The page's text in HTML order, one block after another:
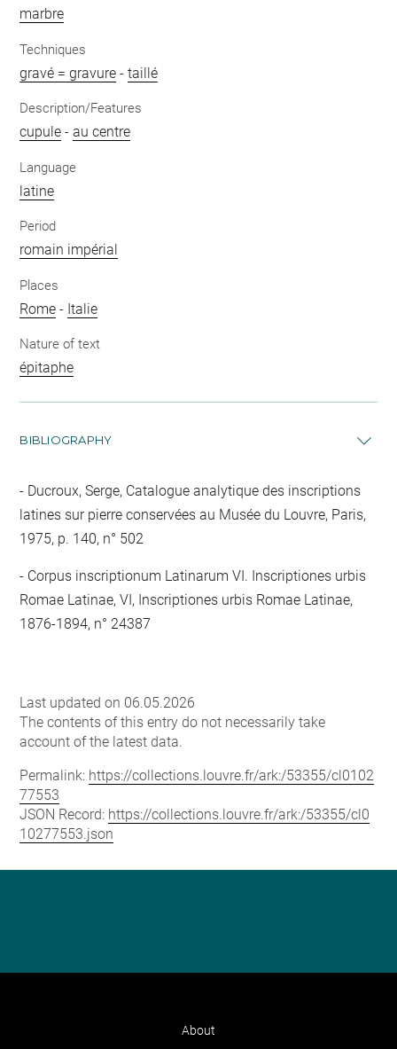
marbre
Techniques
gravé = gravure -taillé
Description/Features
cupule -au centre
Language
latine
Period
romain impérial
Places
Rome - Italie
Nature of text
épitaphe
BIBLIOGRAPHY
Ducroux, Serge, Catalogue analytique des inscriptions
latines sur pierre conservées au Musée du Louvre, Paris,
1975, p. 140, n° 502
Corpus inscriptionum Latinarum VI. Inscriptiones urbis
Romae Latinae, VI, Inscriptiones urbis Romae Latinae,
1876-1894, n° 24387
Last updated on 06.05.2026
The contents of this entry do not necessarily take
account of the latest data.
Permalink: https://collections.louvre.fr/ark:/53355/cl0102
77553
JSON Record: https://collections.louvre.fr/ark:/53355/cl0
10277553.json
About